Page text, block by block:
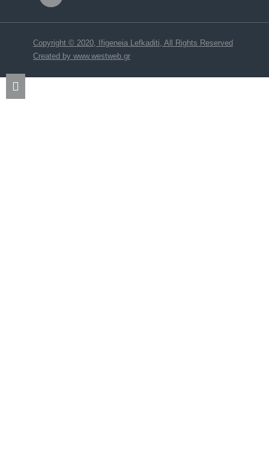
Copyright © 2020, Ifigeneia Lefkaditi, All Rights Reserved
Created by www.westweb.gr